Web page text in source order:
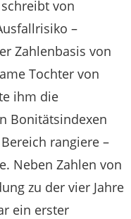
von
–
Zahlenbasis von
Tochter von
ihm die
Bonitätsindexen
rangiere –
Neben Zahlen von
zu der vier Jahre
ein erster